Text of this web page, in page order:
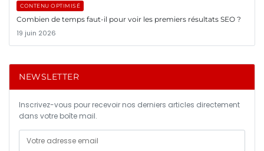
CONTENU OPTIMISÉ
Combien de temps faut-il pour voir les premiers résultats SEO ?
19 juin 2026
NEWSLETTER
Inscrivez-vous pour recevoir nos derniers articles directement
dans votre boîte mail.